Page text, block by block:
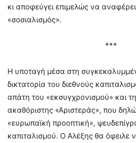
κι αποφεύγει επιμελώς να
«σοσιαλισμός».
***
Η υποταγή μέσα στη
δικτατορία του διεθνούς
απάτη του «εκσυγχρονισμού» και
ακαθόριστης «Αριστεράς», που
«ευρωπαϊκή προοπτική»,
καπιταλισμού. Ο Αλέξης θα όφειλε